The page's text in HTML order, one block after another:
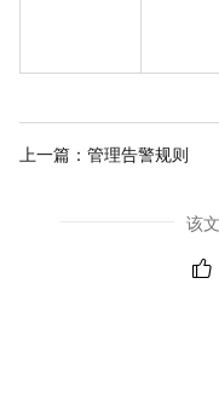
上一篇： 管理告警规则
该